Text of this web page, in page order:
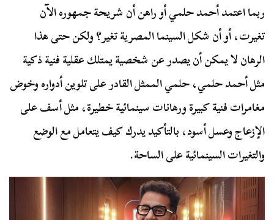
ربما اعتمد أحمد حلمي أو راهن أن شريحة جمهوره الآن
تغيرت، أو أن شكل السينما المصرية تغير؟ ولكن حتى هذا
الرهان لا يمكن أن يصدر عن شخصية يمتلك عقلية فنية ذكية
مثل أحمد حلمي، حلمي الممثل القادر على تلوين أدواره وخوض
مغامرات فنية كبيرة ورهانات سينمائية خطيرة، مثل أسف على
الإزعاج وعسل أسود، بالتأكيد يدرك كيف يتعامل مع الوضع
والتغيرات السينمائية على الساحة.